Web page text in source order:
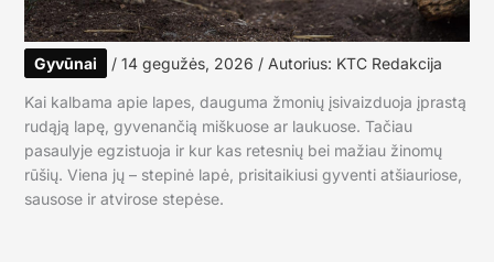
Gyvūnai / 14 gegužės, 2026 / Autorius: KTC Redakcija
Kai kalbama apie lapes, dauguma žmonių įsivaizduoja įprastą
rudąją lapę, gyvenančią miškuose ar laukuose. Tačiau
pasaulyje egzistuoja ir kur kas retesnių bei mažiau žinomų
rūšių. Viena jų – stepinė lapė, prisitaikiusi gyventi atšiauriose,
sausose ir atvirose stepėse.